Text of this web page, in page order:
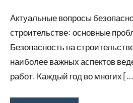
Актуальные вопросы
строительстве: основные
Безопасность на
наиболее важных аспектов
работ. Каждый год во многих